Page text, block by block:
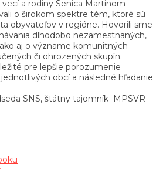
vecí a rodiny Senica Martinom
o širokom spektre tém, ktoré sú
obyvateľov v regióne. Hovorili sme
dlhodobo nezamestnaných,
aj o význame komunitných
či ohrozených skupín.
pre lepšie porozumenie
obcí a následné hľadanie
SNS, štátny tajomník MPSVR